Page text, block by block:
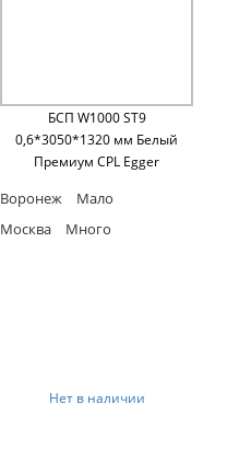
БСП W1000 ST9
0,6*3050*1320 мм Белый
Премиум CPL Egger
Воронеж
Мало
Москва
Много
Нет в наличии